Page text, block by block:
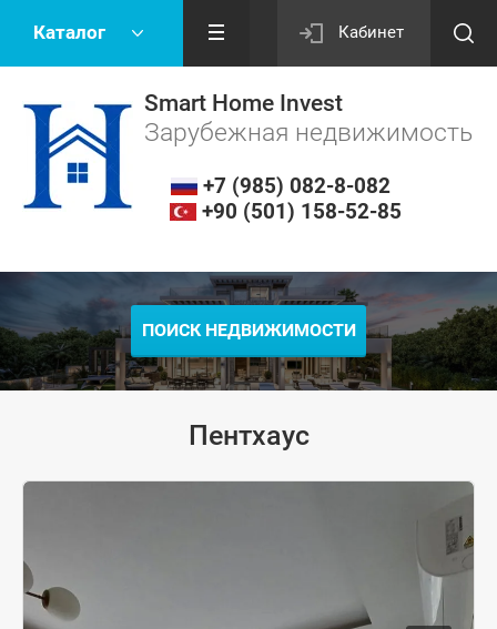
Каталог Кабинет
Smart Home Invest
Зарубежная недвижимость
+7 (985) 082-8-082
+90 (501) 158-52-85
ПОИСК НЕДВИЖИМОСТИ
Пентхаус